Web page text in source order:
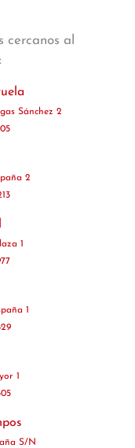
cercanos al
:
Sánchez 2
2
1
1
1
S/N